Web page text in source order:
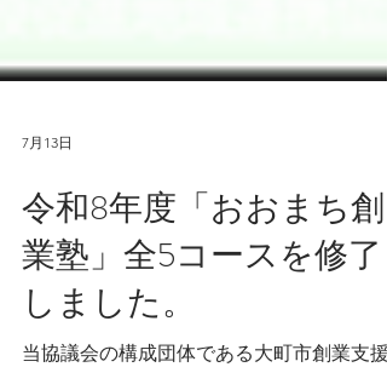
令和8年度「おおまち創
業塾」全5コースを修了
しました。